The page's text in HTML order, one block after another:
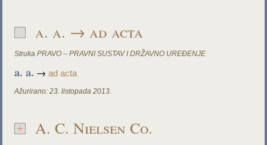
a. a. → ad acta
Struka PRAVO – PRAVNI SUSTAV I DRŽAVNO UREĐENJE
a. a. →ad acta
Ažurirano: 23. listopada 2013.
A. C. Nielsen Co.